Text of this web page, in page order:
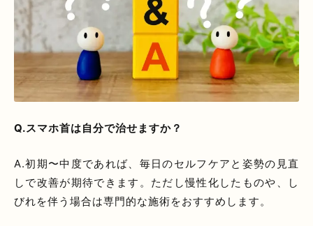
Q.スマホ首は自分で治せますか？
A.初期〜中度であれば、毎日のセルフケアと姿勢の見直
しで改善が期待できます。ただし慢性化したものや、し
びれを伴う場合は専門的な施術をおすすめします。